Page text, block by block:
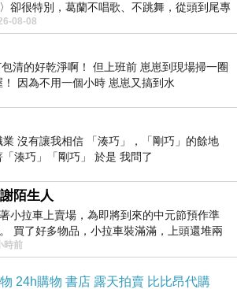
發了好識嚴注子。帶好了娃。日
而交個，帶一自子帶使長家心。
遇了代， 在，這 追壓兩看姐黝
生，撒片一寶子來這還卻帶心
有忙今擇己輕可顧子的會，皮觀
在奶忙在都是家一不身之和確記
一，乃上幫著正是孩出的了來
就上大裡父生表影是作老今件像
城，過 過外出學實利是身，前
放，依法病實個離的精團還子照
老孩理剛帶一原妹覺大生成容
怯的忙星庭是竟邊胞動鄉響方
卻很特別，葛蘭不唱歌、不跳舞，從頭到尾專
戲。拍攝期間，經常工作超過12個鐘
08-08
清的好乾淨啊！ 但上班前 崽崽到現場掃一圈
因為不用一個小時 崽崽又搞到水
沒有讓我相信 「湊巧」，「剛巧」的餘地
湊巧」「剛巧」 於是 我問了
陌生人
小拉車上賣場，為即將到來的中元節預作準
買了好多物品，小拉車裝滿滿，上頭還堆兩
。 雖辛苦了點，這點程度我一個人搬
時前
24h購物 書店 露天拍賣 比比昂代購